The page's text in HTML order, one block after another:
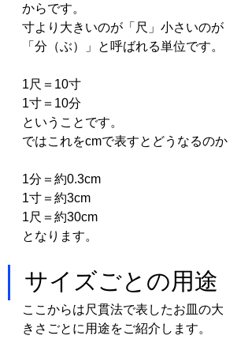
からです。
寸より大きいのが「尺」小さいのが
「分（ぶ）」と呼ばれる単位です。
1尺＝10寸
1寸＝10分
ということです。
ではこれをcmで表すとどうなるのか
1分＝約0.3cm
1寸＝約3cm
1尺＝約30cm
となります。
サイズごとの用途
ここからは尺貫法で表したお皿の大
きさごとに用途をご紹介します。